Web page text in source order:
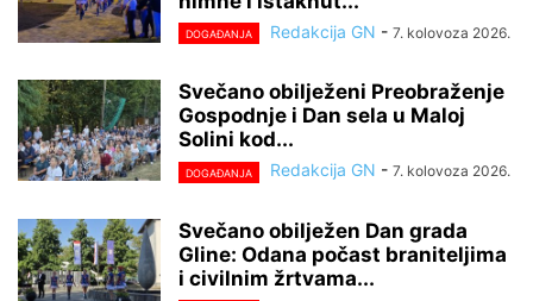
DOGAĐANJA Redakcija GN - 7. kolovoza 2026.
Svečano obilježeni Preobraženje
Gospodnje i Dan sela u Maloj
Solini kod...
DOGAĐANJA Redakcija GN - 7. kolovoza 2026.
Svečano obilježen Dan grada
Gline: Odana počast braniteljima
i civilnim žrtvama...